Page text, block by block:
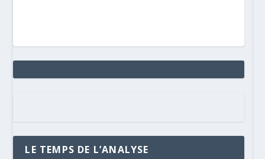
LE TEMPS DE L’ANALYSE